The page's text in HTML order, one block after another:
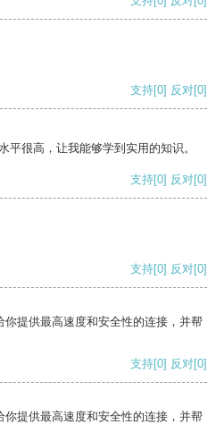
支持[0] 反对[0]
平很高，让我能够学到实用的知识。
支持[0] 反对[0]
支持[0] 反对[0]
提供最高速度和安全性的连接，并帮
支持[0] 反对[0]
提供最高速度和安全性的连接，并帮